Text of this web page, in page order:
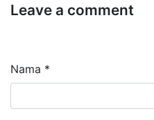
Leave a comment
Nama *